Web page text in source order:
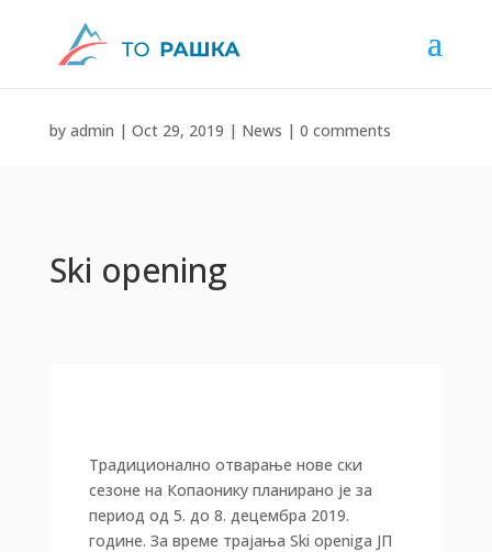
by admin | Oct 29, 2019 | News | 0 comments
Ski opening
Традиционално отварање нове ски
сезоне на Копаонику планирано је за
период од 5. до 8. децембра 2019.
године. За време трајања Ski openiga ЈП